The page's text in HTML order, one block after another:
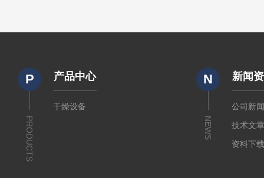
P
PRODUCTS
产品中心
干燥设备
N
NEWS
新闻
公司新
技术文
资料下